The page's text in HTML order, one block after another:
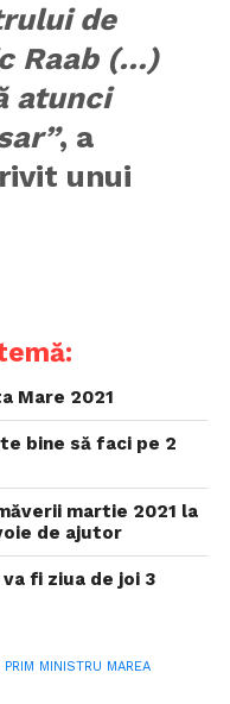
de
Raab (…)
atunci
, a
unui
Mare 2021
bine să faci pe 2
martie 2021 la
de ajutor
fi ziua de joi 3
PRIM MINISTRU MAREA